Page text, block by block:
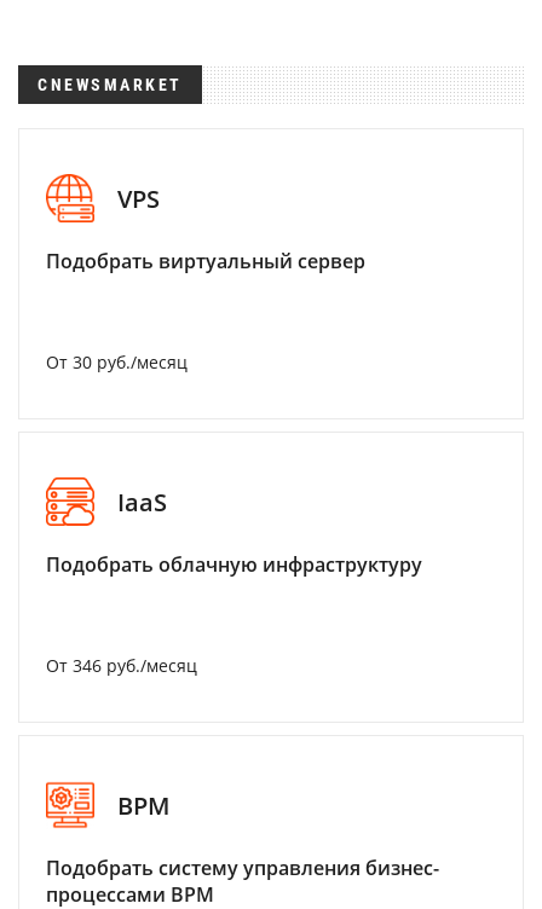
CNEWSMARKET
VPS
Подобрать виртуальный сервер
От 30 руб./месяц
IaaS
Подобрать облачную инфраструктуру
От 346 руб./месяц
BPM
Подобрать систему управления бизнес-
процессами BPM